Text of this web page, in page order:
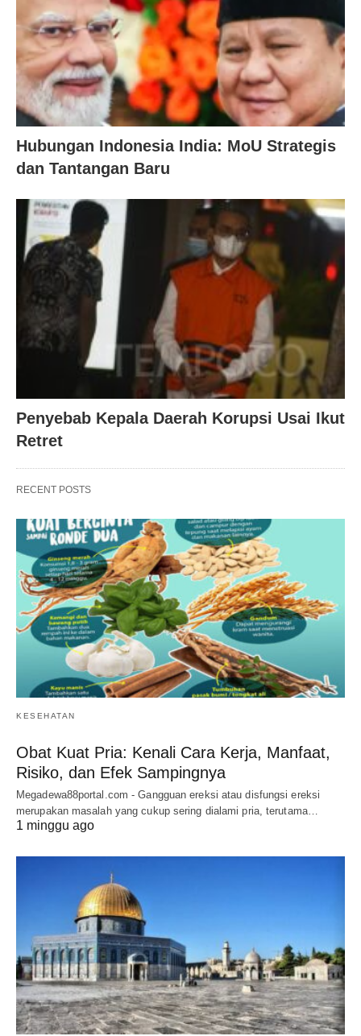
Hubungan Indonesia India: MoU Strategis
dan Tantangan Baru
Penyebab Kepala Daerah Korupsi Usai Ikut
Retret
RECENT POSTS
KESEHATAN
Obat Kuat Pria: Kenali Cara Kerja, Manfaat,
Risiko, dan Efek Sampingnya
Megadewa88portal.com - Gangguan ereksi atau disfungsi ereksi
merupakan masalah yang cukup sering dialami pria, terutama…
1 minggu ago